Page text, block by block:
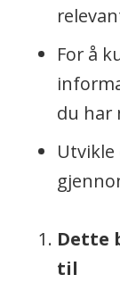
For å
du har
Dette
til